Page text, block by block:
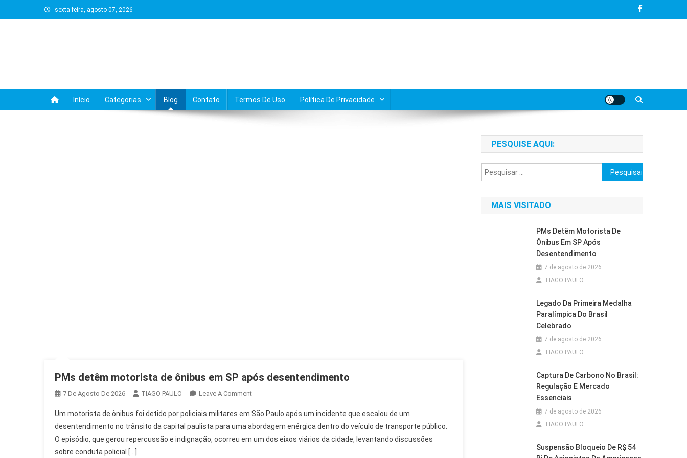
to
sexta-feira, agosto 07, 2026
Início Categorias Blog Contato Termos De Uso Política De Privacidade
PMs detêm motorista de ônibus em SP após desentendimento
7 De Agosto De 2026 TIAGO PAULO Leave A CommentOn
Detêm
Motorista
De
Um motorista de ônibus foi detido por policiais militares em São Paulo após um incidente que escalou de um
desentendimento no trânsito da capital paulista para uma abordagem enérgica dentro do veículo de transporte público.
O episódio, que gerou repercussão e indignação, ocorreu em um dos eixos viários da cidade, levantando discussões
sobre conduta policial […]
PESQUISE AQUI:
Pesquisar
por:
MAIS VISITADO
PMs Detêm Motorista De
Ônibus Em SP Após
Desentendimento
7 de agosto de 2026
TIAGO PAULO
Legado Da Primeira Medalha
Paralímpica Do Brasil
Celebrado
7 de agosto de 2026
TIAGO PAULO
Captura De Carbono No Brasil:
Regulação E Mercado
Essenciais
7 de agosto de 2026
TIAGO PAULO
Suspensão Bloqueio De R$ 54